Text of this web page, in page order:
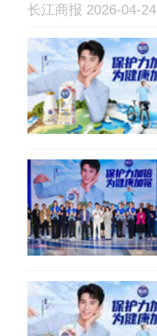
长江商报 2026-04-24